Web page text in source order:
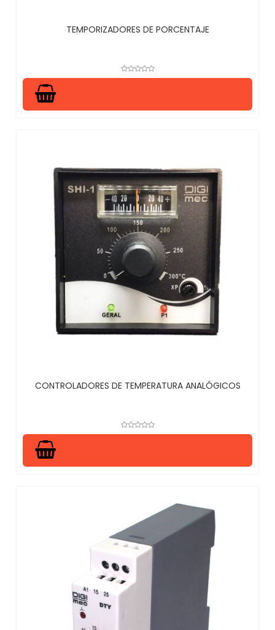
TEMPORIZADORES DE PORCENTAJE
CONTROLADORES DE TEMPERATURA ANALÓGICOS